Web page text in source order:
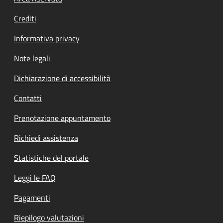
Crediti
Informativa privacy
Note legali
Dichiarazione di accessibilità
Contatti
Prenotazione appuntamento
Richiedi assistenza
Statistiche del portale
Leggi le FAQ
Pagamenti
Riepilogo valutazioni